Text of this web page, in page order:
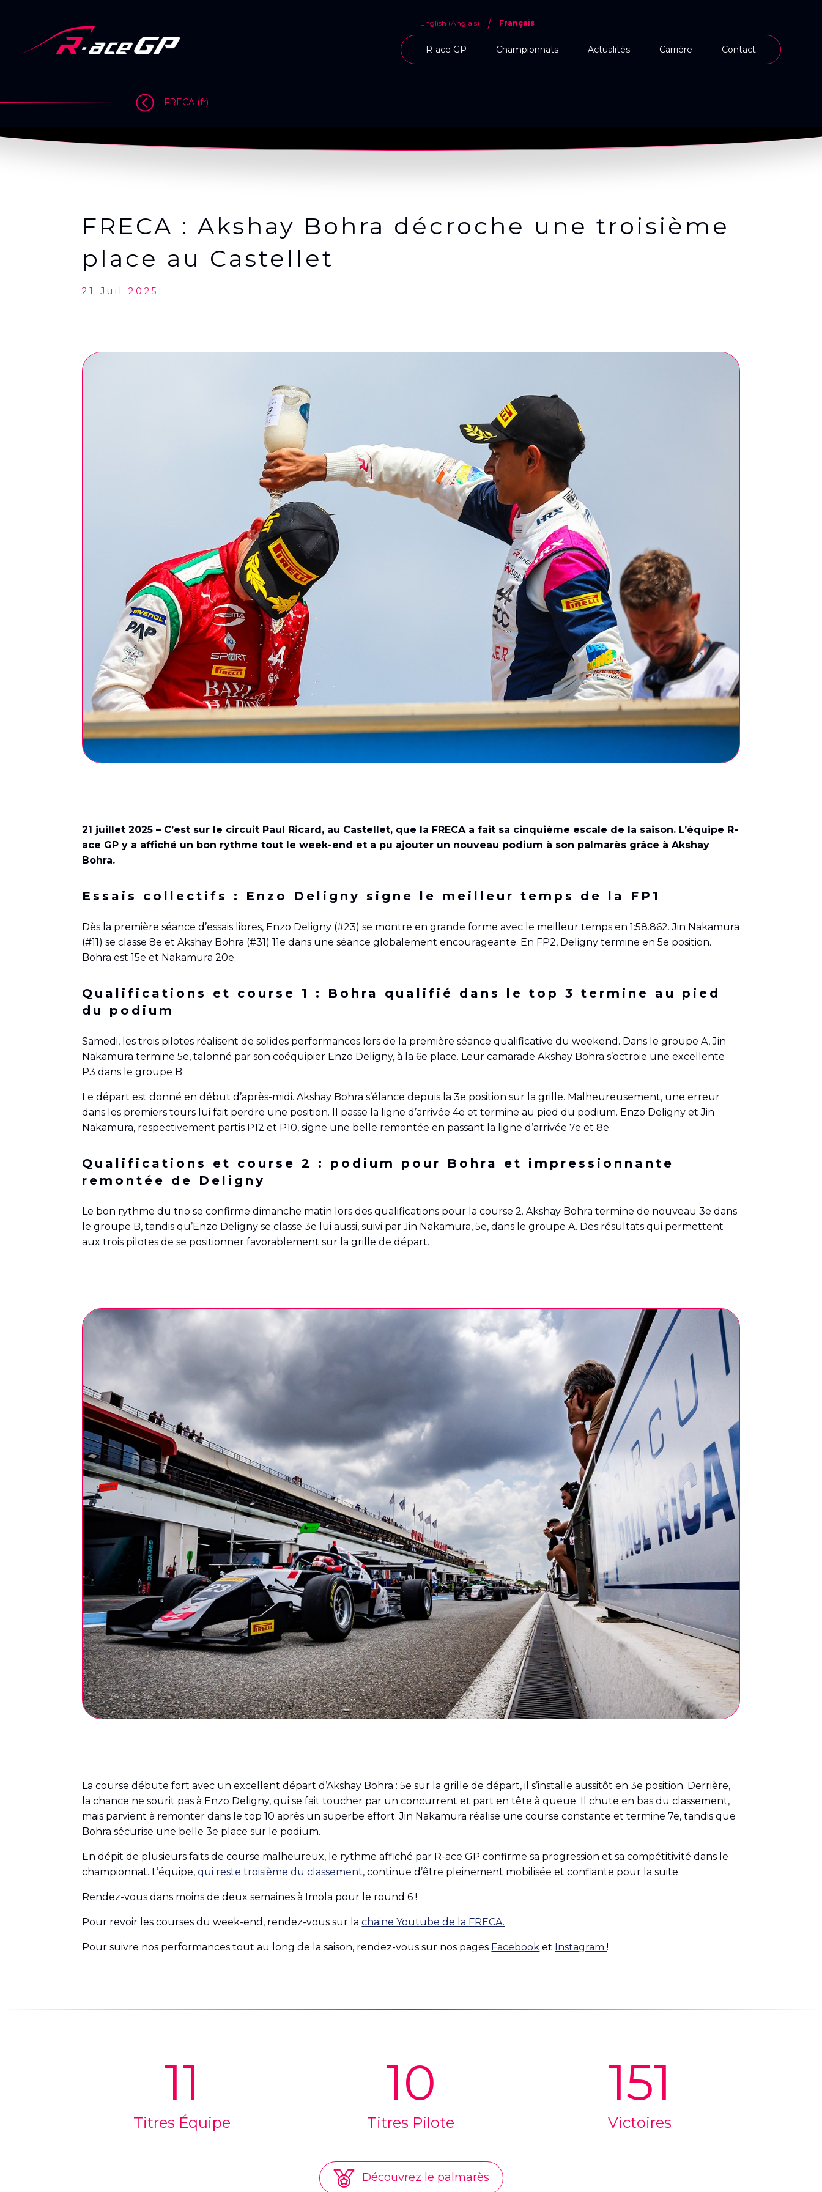
English (Anglais) Français
R-ace GP Championnats Actualités Carrière Contact
FRECA (fr)
FRECA : Akshay Bohra décroche une troisième
place au Castellet
21 Juil 2025
21 juillet 2025 – C’est sur le circuit Paul Ricard, au Castellet, que la FRECA a fait sa cinquième escale de la saison. L’équipe R-
ace GP y a affiché un bon rythme tout le week-end et a pu ajouter un nouveau podium à son palmarès grâce à Akshay
Bohra.
Essais collectifs : Enzo Deligny signe le meilleur temps de la FP1
Dès la première séance d’essais libres, Enzo Deligny (#23) se montre en grande forme avec le meilleur temps en 1:58.862. Jin Nakamura
(#11) se classe 8e et Akshay Bohra (#31) 11e dans une séance globalement encourageante. En FP2, Deligny termine en 5e position.
Bohra est 15e et Nakamura 20e.
Qualifications et course 1 : Bohra qualifié dans le top 3 termine au pied
du podium
Samedi, les trois pilotes réalisent de solides performances lors de la première séance qualificative du weekend. Dans le groupe A, Jin
Nakamura termine 5e, talonné par son coéquipier Enzo Deligny, à la 6e place. Leur camarade Akshay Bohra s’octroie une excellente
P3 dans le groupe B.
Le départ est donné en début d’après-midi. Akshay Bohra s’élance depuis la 3e position sur la grille. Malheureusement, une erreur
dans les premiers tours lui fait perdre une position. Il passe la ligne d’arrivée 4e et termine au pied du podium. Enzo Deligny et Jin
Nakamura, respectivement partis P12 et P10, signe une belle remontée en passant la ligne d’arrivée 7e et 8e.
Qualifications et course 2 : podium pour Bohra et impressionnante
remontée de Deligny
Le bon rythme du trio se confirme dimanche matin lors des qualifications pour la course 2. Akshay Bohra termine de nouveau 3e dans
le groupe B, tandis qu’Enzo Deligny se classe 3e lui aussi, suivi par Jin Nakamura, 5e, dans le groupe A. Des résultats qui permettent
aux trois pilotes de se positionner favorablement sur la grille de départ.
La course débute fort avec un excellent départ d’Akshay Bohra : 5e sur la grille de départ, il s’installe aussitôt en 3e position. Derrière,
la chance ne sourit pas à Enzo Deligny, qui se fait toucher par un concurrent et part en tête à queue. Il chute en bas du classement,
mais parvient à remonter dans le top 10 après un superbe effort. Jin Nakamura réalise une course constante et termine 7e, tandis que
Bohra sécurise une belle 3e place sur le podium.
En dépit de plusieurs faits de course malheureux, le rythme affiché par R-ace GP confirme sa progression et sa compétitivité dans le
championnat. L’équipe,qui reste troisième du classement, continue d’être pleinement mobilisée et confiante pour la suite.
Rendez-vous dans moins de deux semaines à Imola pour le round 6 !
Pour revoir les courses du week-end, rendez-vous sur lachaine Youtube de la FRECA.
Pour suivre nos performances tout au long de la saison, rendez-vous sur nos pages Facebook et Instagram!
11
Titres Équipe
10
Titres Pilote
151
Victoires
Découvrez le palmarès